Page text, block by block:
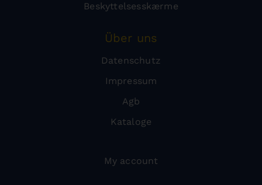
Beskyttelsesskærme
Über uns
Datenschutz
Impressum
Agb
Kataloge
My account